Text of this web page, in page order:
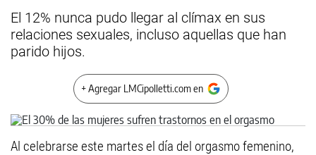
El 12% nunca pudo llegar al clímax en sus
relaciones sexuales, incluso aquellas que han
parido hijos.
+ Agregar LMCipolletti.com en
Al celebrarse este martes el día del orgasmo femenino,